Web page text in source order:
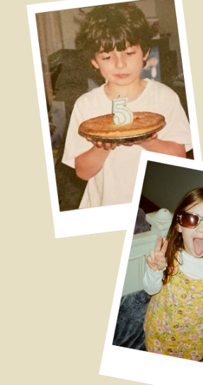
17.00
16.00
15.30
Банкет
Церемония
Welcome
Тайминг
Будем признательны, если вы
поддержите цветовую гамму
нашей свадьбы и придете в
Дресс-код